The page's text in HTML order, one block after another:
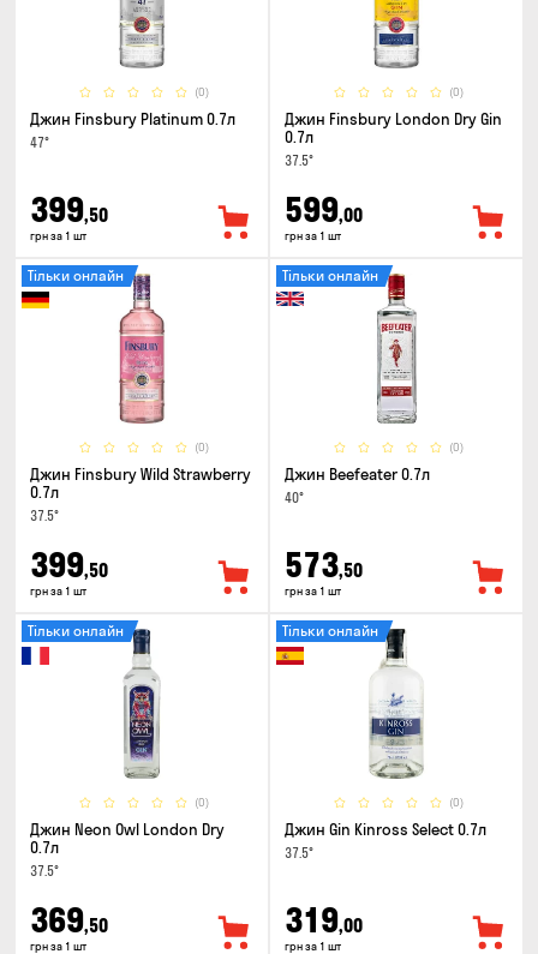
(0)
Джин Finsbury Platinum 0.7л
47°
399,50
грн за 1 шт
(0)
Джин Finsbury London Dry Gin
0.7л
37.5°
599,00
грн за 1 шт
(0)
Тільки онлайн
Джин Finsbury Wild Strawberry
0.7л
37.5°
399,50
грн за 1 шт
(0)
Тільки онлайн
Джин Beefeater 0.7л
40°
573,50
грн за 1 шт
(0)
Тільки онлайн
Джин Neon Owl London Dry
0.7л
37.5°
369,50
грн за 1 шт
(0)
Тільки онлайн
Джин Gin Kinross Select 0.7л
37.5°
319,00
грн за 1 шт